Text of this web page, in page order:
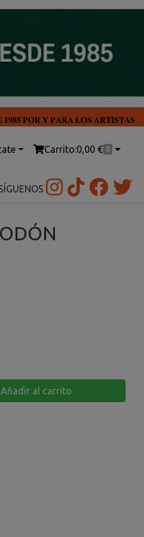
𝟏𝟗𝟖𝟓 𝐏𝐎𝐑 𝐘 𝐏𝐀𝐑𝐀 𝐋𝐎𝐒 𝐀𝐑𝐓𝐈𝐒𝐓𝐀𝐒
Carrito:0,00 € 0
Añadir al carrito